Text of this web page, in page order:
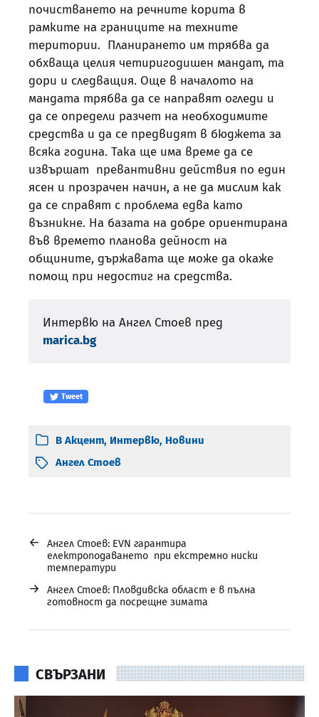
почистването на речните корита в
рамките на границите на техните
територии. Планирането им трябва да
обхваща целия четиригодишен мандат, та
дори и следващия. Още в началото на
мандата трябва да се направят огледи и
да се определи разчет на необходимите
средства и да се предвидят в бюджета за
всяка година. Така ще има време да се
извършат превантивни действия по един
ясен и прозрачен начин, а не да мислим как
да се справят с проблема едва като
възникне. На базата на добре ориентирана
във времето планова дейност на
общините, държавата ще може да окаже
помощ при недостиг на средства.
Интервю на Ангел Стоев пред
marica.bg
Tweet
В Акцент, Интервю, Новини
Ангел Стоев
←
Ангел Стоев: EVN гарантира
електроподаването при екстремно ниски
температури
→
Ангел Стоев: Пловдивска област е в пълна
готовност да посрещне зимата
СВЪРЗАНИ